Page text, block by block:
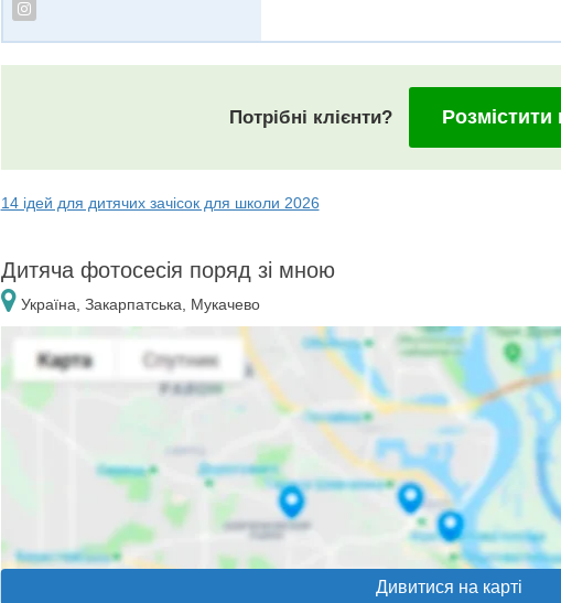
Потрібні клієнти? Розмістити
14 ідей для дитячих зачісок для школи 2026
Дитяча фотосесія поряд зі мною
Україна, Закарпатська, Мукачево
Дивитися на карті